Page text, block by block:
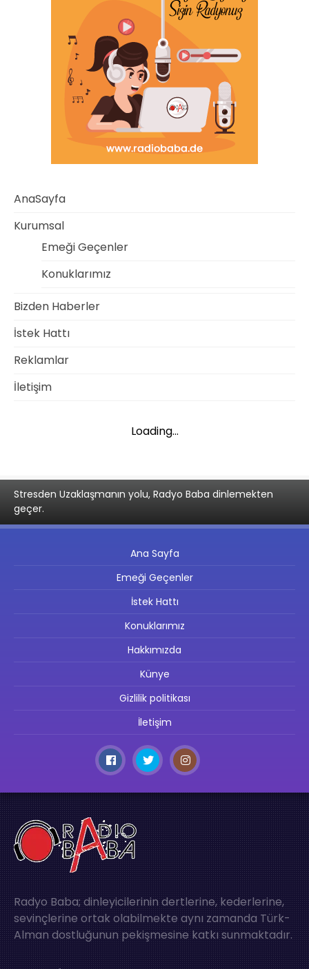
AnaSayfa
Kurumsal
Emeği Geçenler
Konuklarımız
Bizden Haberler
İstek Hattı
Reklamlar
İletişim
Loading...
Stresden Uzaklaşmanın yolu, Radyo Baba dinlemekten
geçer.
Ana Sayfa
Emeği Geçenler
İstek Hattı
Konuklarımız
Hakkımızda
Künye
Gizlilik politikası
İletişim
Radyo Baba; dinleyicilerinin dertlerine, kederlerine,
sevinçlerine ortak olabilmekte aynı zamanda Türk-
Alman dostluğunun pekişmesine katkı sunmaktadır.